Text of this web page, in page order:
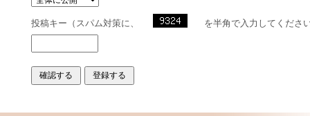
投稿キー（スパム対策に、 を半角で入力してくださ